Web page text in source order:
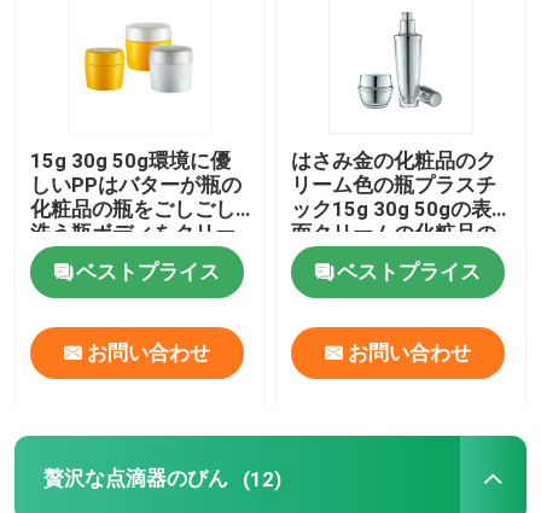
会社案内
品質管理
お問い合わせ
15g 30g 50g環境に優
しいPPはバターが瓶の
化粧品の瓶をごしごし
洗う瓶ボディをクリー
ム状にする
ベストプライス
お問い合わせ
はさみ金の化粧品のク
リーム色の瓶プラスチ
ック15g 30g 50gの表
面クリームの化粧品の
瓶
ベストプライス
お問い合わせ
贅沢な点滴器のびん (12)